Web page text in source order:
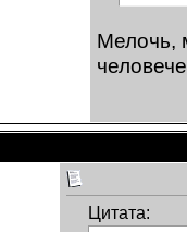
Мелочь,
Цитата: